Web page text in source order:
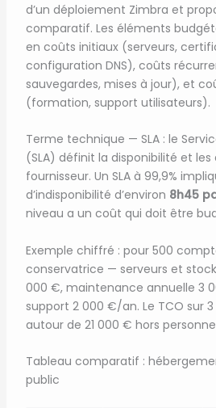
d’un déploiement Zimbra et
comparatif. Les éléments
en coûts initiaux (serveurs,
configuration DNS), coûts
sauvegardes, mises à jour), et
(formation, support utilisateurs).
Terme technique — SLA : le
(SLA) définit la disponibilité et
fournisseur. Un SLA à 99,9%
d’indisponibilité d’environ 8h45
niveau a un coût qui doit être
Exemple chiffré : pour 500
conservatrice — serveurs et
000 €, maintenance annuelle 3
support 2 000 €/an. Le TCO sur
autour de 21 000 € hors
Tableau comparatif :
public